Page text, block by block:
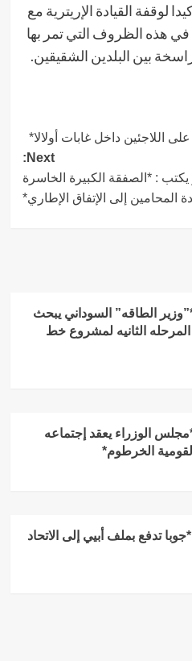
لوقفة القيادة الإريترية مع
هذه الظروف التي تمر بها
بين البلدين الشقيقين.
داخل غابات أولالا*
Next:
يكتب : *الصفقة الكبيرة الخاسرة
الطاقه” السوداني يبحث
الثانيه لمشروع خط
الوزراء يعقد إجتماعه
تدفع بملف أبيي إلى الاتحاد